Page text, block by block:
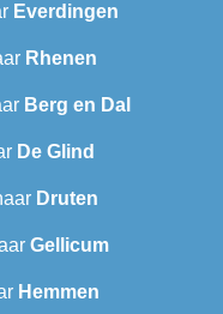
Everdingen
Rhenen
Berg en Dal
De Glind
Druten
Gellicum
Hemmen